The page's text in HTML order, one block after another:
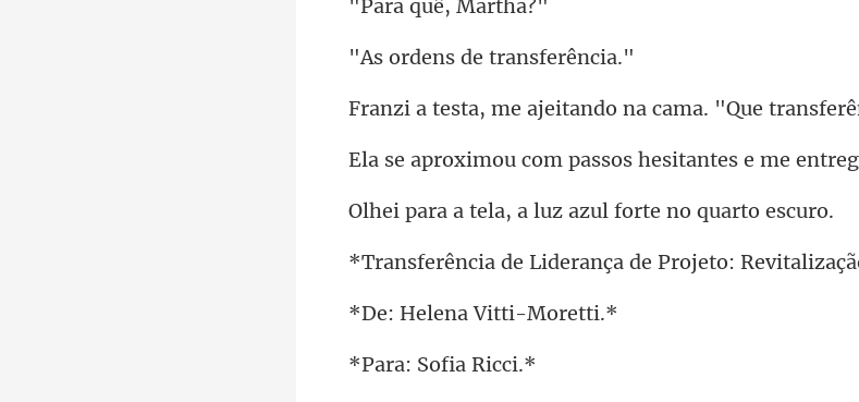
quê, M
s de tran
ajeitando na cama.
passos hesitantes e
, a luz azul fort
nça de Projeto: Revitali
na Vitti-
Sofia